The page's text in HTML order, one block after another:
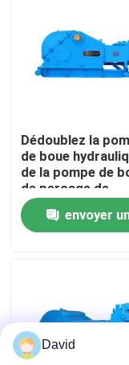
Visite d'usine
Contact
nouvelles
Pompe de boue
Revêtement de
Dédoublez la
de boue
de la pompe de
de perçage de
structure 1193kW
F1600FTLenvoyer
David